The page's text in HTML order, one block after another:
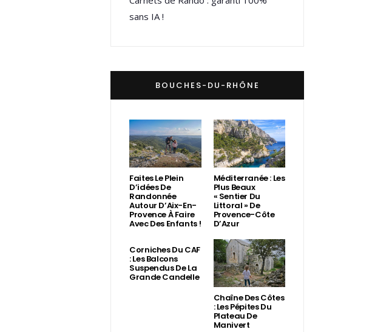
sans IA !
BOUCHES-DU-RHÔNE
Faites Le Plein
D’idées De
Randonnée
Autour D’Aix-En-
Provence À Faire
Avec Des Enfants !
Méditerranée : Les
Plus Beaux
« Sentier Du
Littoral » De
Provence-Côte
D’Azur
Corniches Du CAF
: Les Balcons
Suspendus De La
Grande Candelle
Chaîne Des Côtes
: Les Pépites Du
Plateau De
Manivert